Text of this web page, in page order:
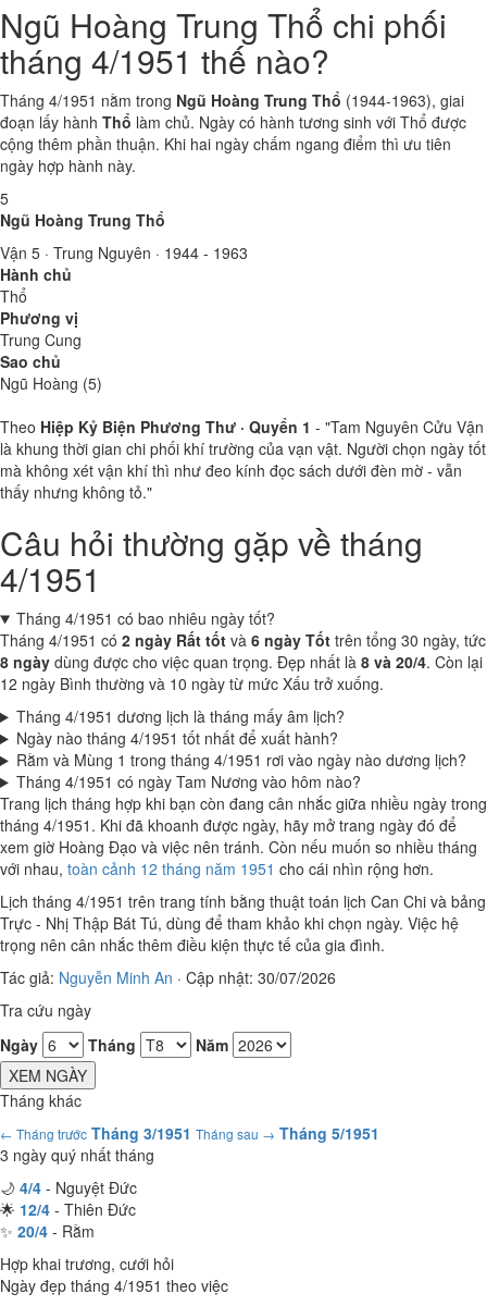
Ngũ Hoàng Trung Thổ chi phối
tháng 4/1951 thế nào?
Tháng 4/1951 nằm trong Ngũ Hoàng Trung Thổ (1944-1963), giai
đoạn lấy hành Thổ làm chủ. Ngày có hành tương sinh với Thổ được
cộng thêm phần thuận. Khi hai ngày chấm ngang điểm thì ưu tiên
ngày hợp hành này.
5
Ngũ Hoàng Trung Thổ
Vận 5 · Trung Nguyên · 1944 - 1963
Hành chủ
Thổ
Phương vị
Trung Cung
Sao chủ
Ngũ Hoàng (5)
Theo Hiệp Kỷ Biện Phương Thư · Quyển 1 - "Tam Nguyên Cửu Vận
là khung thời gian chi phối khí trường của vạn vật. Người chọn ngày tốt
mà không xét vận khí thì như đeo kính đọc sách dưới đèn mờ - vẫn
thấy nhưng không tỏ."
Câu hỏi thường gặp về tháng
4/1951
Tháng 4/1951 có bao nhiêu ngày tốt?
Tháng 4/1951 có 2 ngày Rất tốt và 6 ngày Tốt trên tổng 30 ngày, tức
8 ngày dùng được cho việc quan trọng. Đẹp nhất là 8 và 20/4. Còn lại
12 ngày Bình thường và 10 ngày từ mức Xấu trở xuống.
Tháng 4/1951 dương lịch là tháng mấy âm lịch?
Ngày nào tháng 4/1951 tốt nhất để xuất hành?
Rằm và Mùng 1 trong tháng 4/1951 rơi vào ngày nào dương lịch?
Tháng 4/1951 có ngày Tam Nương vào hôm nào?
Trang lịch tháng hợp khi bạn còn đang cân nhắc giữa nhiều ngày trong
tháng 4/1951. Khi đã khoanh được ngày, hãy mở trang ngày đó để
xem giờ Hoàng Đạo và việc nên tránh. Còn nếu muốn so nhiều tháng
với nhau, toàn cảnh 12 tháng năm 1951 cho cái nhìn rộng hơn.
Lịch tháng 4/1951 trên trang tính bằng thuật toán lịch Can Chi và bảng
Trực - Nhị Thập Bát Tú, dùng để tham khảo khi chọn ngày. Việc hệ
trọng nên cân nhắc thêm điều kiện thực tế của gia đình.
Tác giả: Nguyễn Minh An · Cập nhật: 30/07/2026
Tra cứu ngày
Ngày
Tháng
Năm
XEM NGÀY
Tháng khác
← Tháng trước Tháng 3/1951 Tháng sau → Tháng 5/1951
3 ngày quý nhất tháng
🌙 4/4 - Nguyệt Đức
🌟 12/4 - Thiên Đức
✨ 20/4 - Rằm
Hợp khai trương, cưới hỏi
Ngày đẹp tháng 4/1951 theo việc